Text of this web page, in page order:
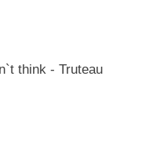
think - Truteau